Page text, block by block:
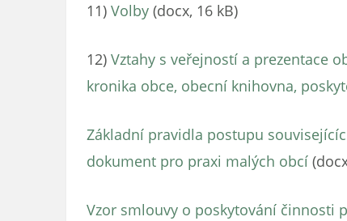
11) Volby (docx, 16 kB)
12) Vztahy s veřejností a prezentace
kronika obce, obecní knihovna,
Základní pravidla postupu
dokument pro praxi malých obcí
Vzor smlouvy o poskytování činnosti